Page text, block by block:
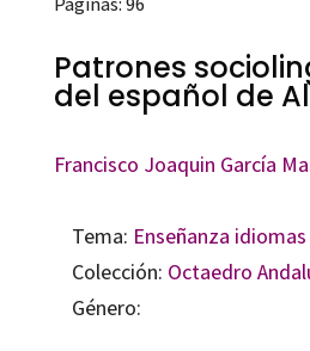
Patrones
del español de
Francisco Joaquin García
Tema: Enseñanza idiomas
Colección: Octaedro
Género: